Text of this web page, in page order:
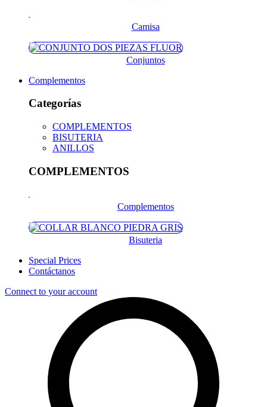
Camisa
Conjuntos
Complementos
Categorías
COMPLEMENTOS
BISUTERIA
ANILLOS
COMPLEMENTOS
Complementos
Bisuteria
Special Prices
Contáctanos
Connect to your account